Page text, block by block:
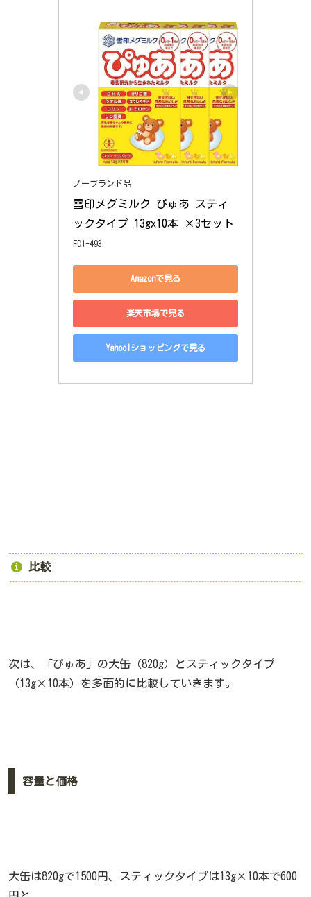
ノーブランド品
雪印メグミルク ぴゅあ スティ
ックタイプ 13gx10本 ×3セット
FDI-493
Amazonで見る
楽天市場で見る
Yahoo!ショッピングで見る
比較
次は、「ぴゅあ」の大缶（820g）とスティックタイプ
（13g×10本）を多面的に比較していきます。
容量と価格
大缶は820gで1500円、スティックタイプは13g×10本で600